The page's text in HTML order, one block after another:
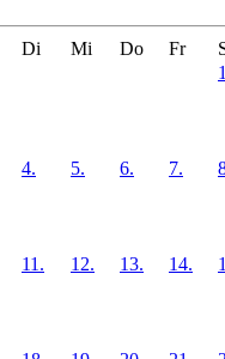
Di Mi Do Fr
4. 5. 6. 7.
11. 12. 13. 14.